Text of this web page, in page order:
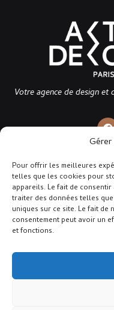
Pour offrir les meilleures
telles que les cookies pour
appareils. Le fait de
traiter des données telles
uniques sur ce site. Le fait
consentement peut avoir un
et fonctions.
Votre agence de design et